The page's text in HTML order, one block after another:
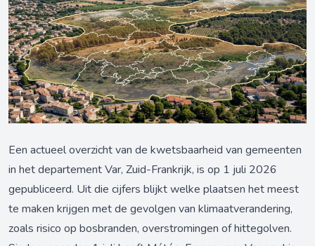
Een actueel overzicht van de kwetsbaarheid van gemeenten
in het departement Var, Zuid-Frankrijk, is op 1 juli 2026
gepubliceerd. Uit die cijfers blijkt welke plaatsen het meest
te maken krijgen met de gevolgen van klimaatverandering,
zoals risico op bosbranden, overstromingen of hittegolven.